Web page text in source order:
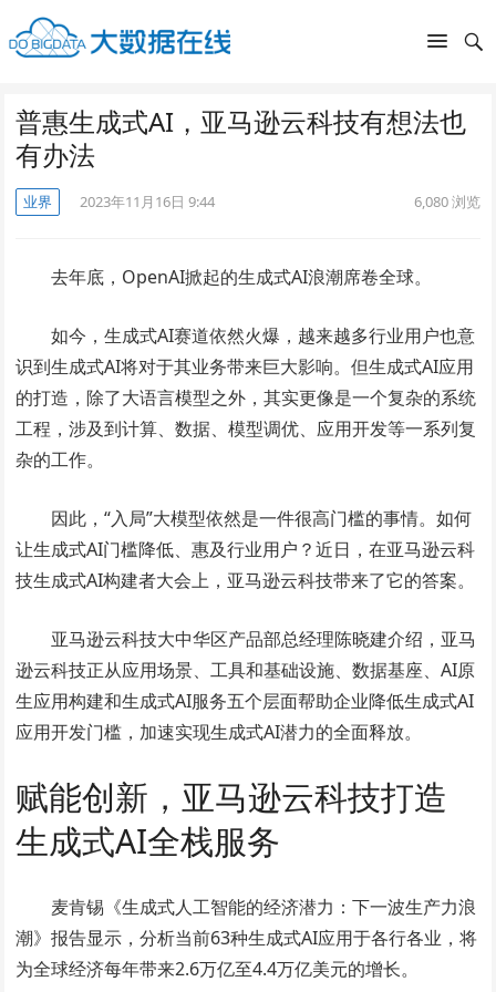
普惠生成式AI，亚马逊云科技有想法也
有办法
业界 2023年11月16日 9:44 6,080浏览
去年底，OpenAI掀起的生成式AI浪潮席卷全球。
如今，生成式AI赛道依然火爆，越来越多行业用户也意
识到生成式AI将对于其业务带来巨大影响。但生成式AI应用
的打造，除了大语言模型之外，其实更像是一个复杂的系统
工程，涉及到计算、数据、模型调优、应用开发等一系列复
杂的工作。
因此，“入局”大模型依然是一件很高门槛的事情。如何
让生成式AI门槛降低、惠及行业用户？近日，在亚马逊云科
技生成式AI构建者大会上，亚马逊云科技带来了它的答案。
亚马逊云科技大中华区产品部总经理陈晓建介绍，亚马
逊云科技正从应用场景、工具和基础设施、数据基座、AI原
生应用构建和生成式AI服务五个层面帮助企业降低生成式AI
应用开发门槛，加速实现生成式AI潜力的全面释放。
赋能创新，亚马逊云科技打造
生成式AI全栈服务
麦肯锡《生成式人工智能的经济潜力：下一波生产力浪
潮》报告显示，分析当前63种生成式AI应用于各行各业，将
为全球经济每年带来2.6万亿至4.4万亿美元的增长。